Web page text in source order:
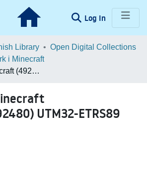
Log In (current)
Library
Open Digital Collections
i Minecraft
Danmark i Minecraft (492480,6092480) UTM32-ETRS89 (øst, nord)
UTM32-ETRS89